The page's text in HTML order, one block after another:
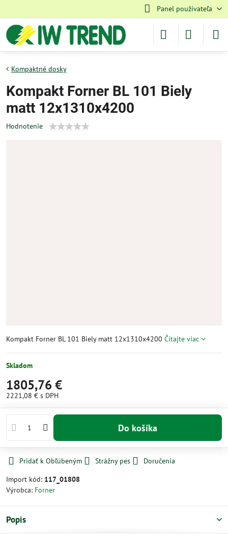
Panel používateľa
Kompaktné dosky
Kompakt Forner BL 101 Biely
matt 12x1310x4200
Hodnotenie
Kompakt Forner BL 101 Biely matt 12x1310x4200 Čítajte viac
Skladom
1805,76 €
2221,08 € s DPH
Do košíka
Pridať k Obľúbeným Strážny pes
Doručenia
Import kód: 117_01808
Výrobca: Forner
Popis